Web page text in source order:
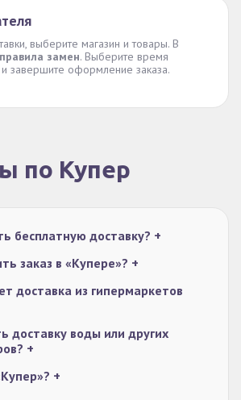
выберите магазин и товары. В
замен. Выберите время
завершите оформление заказа.
по Купер
бесплатную доставку? +
заказ в «Купере»? +
доставка из гипермаркетов
доставку воды или других
+
+